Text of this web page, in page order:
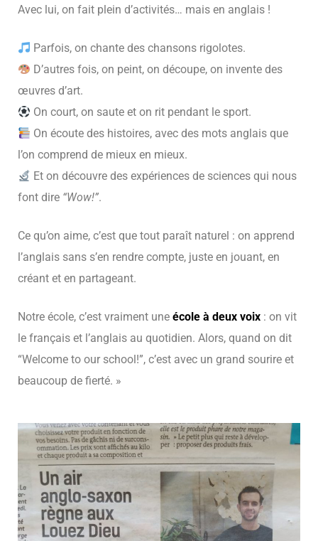
Avec lui, on fait plein d’activités… mais en anglais !
Parfois, on chante des chansons rigolotes.
D’autres fois, on peint, on découpe, on invente des
œuvres d’art.
On court, on saute et on rit pendant le sport.
On écoute des histoires, avec des mots anglais que
l’on comprend de mieux en mieux.
Et on découvre des expériences de sciences qui nous
font dire “Wow!”.
Ce qu’on aime, c’est que tout paraît naturel : on apprend
l’anglais sans s’en rendre compte, juste en jouant, en
créant et en partageant.
Notre école, c’est vraiment une école à deux voix : on vit
le français et l’anglais au quotidien. Alors, quand on dit
“Welcome to our school!”, c’est avec un grand sourire et
beaucoup de fierté. »